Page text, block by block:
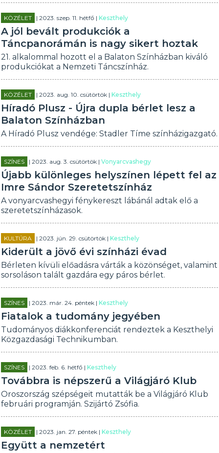
KÖZÉLET | 2023. szep. 11. hétfő |Keszthely
A jól bevált produkciók a
Táncpanorámán is nagy sikert hoztak
21. alkalommal hozott el a Balaton Színházban kiváló
produkciókat a Nemzeti Táncszínház.
KÖZÉLET | 2023. aug. 10. csütörtök |Keszthely
Híradó Plusz - Újra dupla bérlet lesz a
Balaton Színházban
A Híradó Plusz vendége: Stadler Tíme színházigazgató.
SZÍNES | 2023. aug. 3. csütörtök |Vonyarcvashegy
Újabb különleges helyszínen lépett fel az
Imre Sándor Szeretetszínház
A vonyarcvashegyi fénykereszt lábánál adtak elő a
szeretetszínházasok.
KULTÚRA | 2023. jún. 29. csütörtök |Keszthely
Kiderült a jövő évi színházi évad
Bérleten kívüli előadásra várták a közönséget, valamint
sorsoláson talált gazdára egy páros bérlet.
SZÍNES | 2023. már. 24. péntek |Keszthely
Fiatalok a tudomány jegyében
Tudományos diákkonferenciát rendeztek a Keszthelyi
Közgazdasági Technikumban.
SZÍNES | 2023. feb. 6. hétfő |Keszthely
Továbbra is népszerű a Világjáró Klub
Oroszország szépségeit mutatták be a Világjáró Klub
februári programján. Szijártó Zsófia.
KÖZÉLET | 2023. jan. 27. péntek |Keszthely
Együtt a nemzetért